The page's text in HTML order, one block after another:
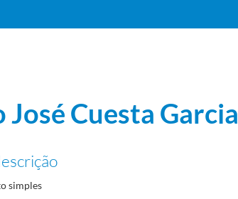
José Cuesta Garcia
simples